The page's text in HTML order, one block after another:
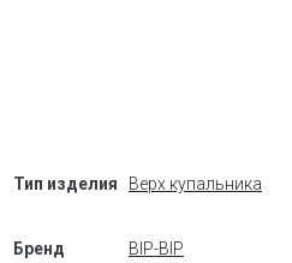
Тип изделия Верх купальника
Бренд BIP-BIP